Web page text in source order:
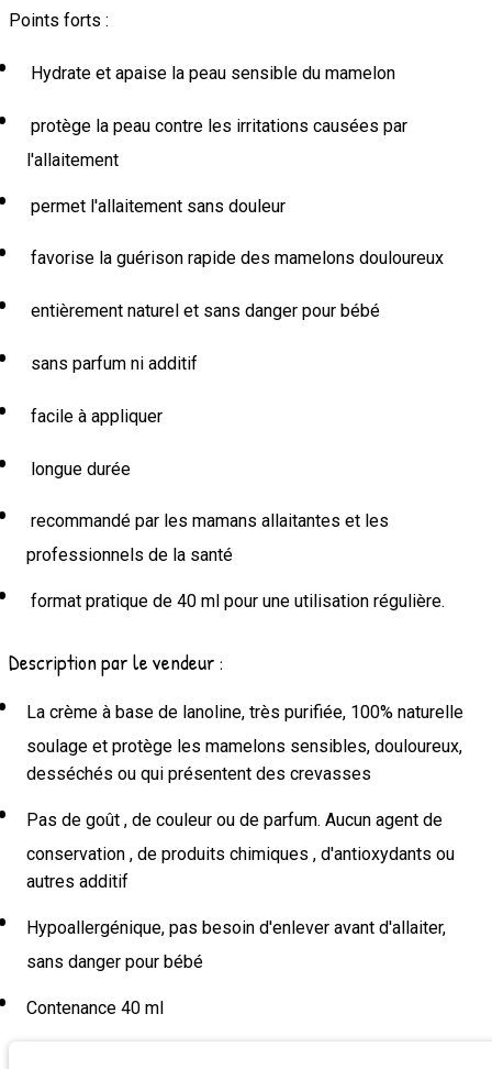
Points forts :
Hydrate et apaise la peau sensible du mamelon
protège la peau contre les irritations causées par
l'allaitement
permet l'allaitement sans douleur
favorise la guérison rapide des mamelons douloureux
entièrement naturel et sans danger pour bébé
sans parfum ni additif
facile à appliquer
longue durée
recommandé par les mamans allaitantes et les
professionnels de la santé
format pratique de 40 ml pour une utilisation régulière.
Description par le vendeur :
La crème à base de lanoline, très purifiée, 100% naturelle
soulage et protège les mamelons sensibles, douloureux,
desséchés ou qui présentent des crevasses
Pas de goût , de couleur ou de parfum. Aucun agent de
conservation , de produits chimiques , d'antioxydants ou
autres additif
Hypoallergénique, pas besoin d'enlever avant d'allaiter,
sans danger pour bébé
Contenance 40 ml